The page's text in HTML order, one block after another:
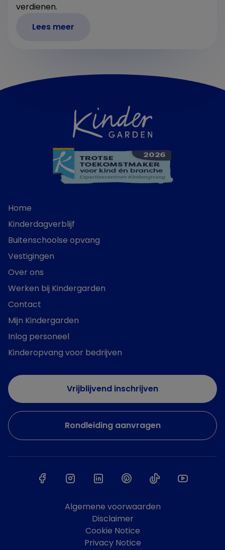
verdienen.
Lees meer
Home
Kinderdagverblijf
Buitenschoolse opvang
Vestigingen
Over ons
Werken bij Kindergarden
Contact
Mijn Kindergarden
Inlog personeel
Kinderopvang voor bedrijven
Vrijblijvend inschrijven
Rondleiding aanvragen
Algemene voorwaarden
Disclaimer
Cookie Notice
Privacy Notice